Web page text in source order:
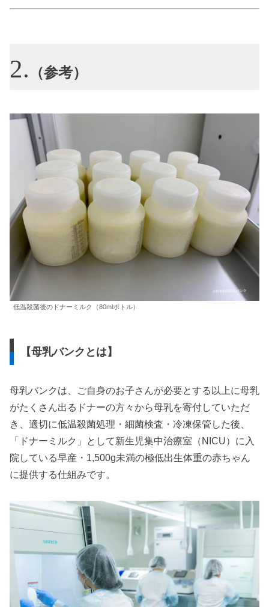
（参考）
低温殺菌後のドナーミルク（80mlボトル）
【母乳バンクとは】
母乳バンクは、ご自身のお子さんが必要とする以上に母乳
がたくさん出るドナーの方々から母乳を寄付していただ
き、適切に低温殺菌処理・細菌検査・冷凍保管した後、
「ドナーミルク」として新生児集中治療室（NICU）に入
院している早産・1,500g未満の極低出生体重の赤ちゃん
に提供する仕組みです。